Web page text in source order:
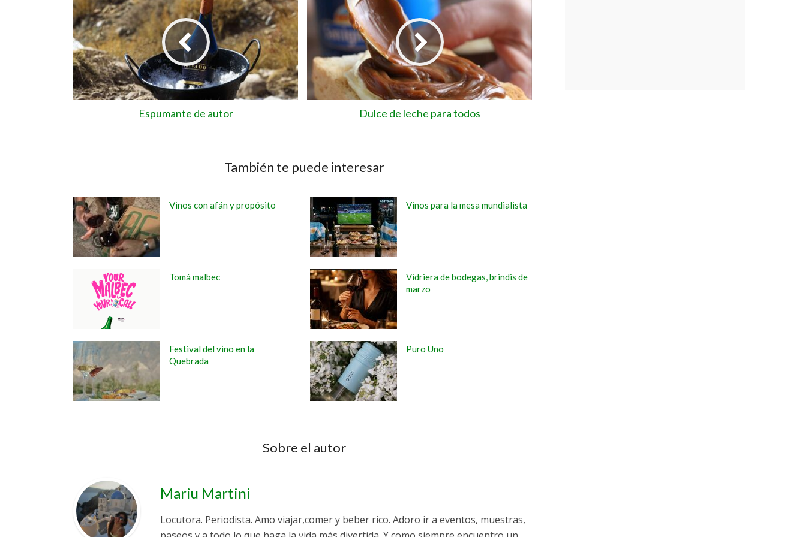
Espumante de autor Dulce de leche para todos
También te puede interesar
Vinos con afán y propósito Vinos para la mesa mundialista
Tomá malbec
Vidriera de bodegas, brindis de
marzo
Festival del vino en la
Quebrada
Puro Uno
Sobre el autor
Mariu Martini
Locutora. Periodista. Amo viajar,comer y beber rico. Adoro ir a eventos, muestras,